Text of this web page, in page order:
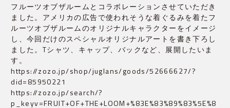
フルーツオブザルームとコラボレーションさせていただき
ました。アメリカの広告で使われそうな着ぐるみを着たフ
ルーツオブザルームのオリジナルキャラクターをイメージ
し、今回だけのスペシャルオリジナルアートを書き下ろし
ました。Tシャツ、キャップ、バックなど、展開したいま
す。
https://zozo.jp/shop/juglans/goods/52666627/?
did=85950221
https://zozo.jp/search/?
p_keyv=FRUIT+OF+THE+LOOM+%83E%83%89%83%5E%8